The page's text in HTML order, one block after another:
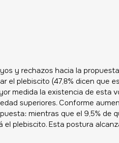
y rechazos hacia la
el plebiscito (47,8% dicen que
medida la existencia de esta
superiores. Conforme
mientras que el 9,5% de
plebiscito. Esta postura